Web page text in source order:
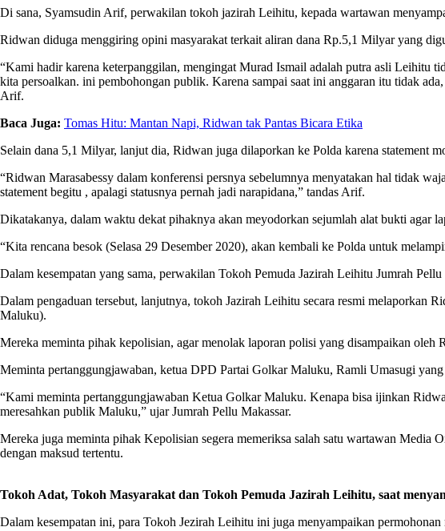
Di sana, Syamsudin Arif, perwakilan tokoh jazirah Leihitu, kepada wartawan
Ridwan diduga menggiring opini masyarakat terkait aliran dana Rp.5,1 Milyar yang
“Kami hadir karena keterpanggilan, mengingat Murad Ismail adalah putra asli Leihitu
kita persoalkan. ini pembohongan publik. Karena sampai saat ini anggaran itu tidak
Arif.
Baca Juga: Tomas Hitu: Mantan Napi, Ridwan tak Pantas Bicara Etika
Selain dana 5,1 Milyar, lanjut dia, Ridwan juga dilaporkan ke Polda karena statement
“Ridwan Marasabessy dalam konferensi persnya sebelumnya menyatakan hal tidak
statement begitu , apalagi statusnya pernah jadi narapidana,” tandas Arif.
Dikatakanya, dalam waktu dekat pihaknya akan meyodorkan sejumlah alat bukti agar
“Kita rencana besok (Selasa 29 Desember 2020), akan kembali ke Polda untuk
Dalam kesempatan yang sama, perwakilan Tokoh Pemuda Jazirah Leihitu Jumrah
Dalam pengaduan tersebut, lanjutnya, tokoh Jazirah Leihitu secara resmi melaporkan
Maluku).
Mereka meminta pihak kepolisian, agar menolak laporan polisi yang disampaikan
Meminta pertanggungjawaban, ketua DPD Partai Golkar Maluku, Ramli Umasugi
“Kami meminta pertanggungjawaban Ketua Golkar Maluku. Kenapa bisa ijinkan
meresahkan publik Maluku,” ujar Jumrah Pellu Makassar.
Mereka juga meminta pihak Kepolisian segera memeriksa salah satu wartawan Media
dengan maksud tertentu.
Tokoh Adat, Tokoh Masyarakat dan Tokoh Pemuda Jazirah Leihitu, saat
Dalam kesempatan ini, para Tokoh Jezirah Leihitu ini juga menyampaikan